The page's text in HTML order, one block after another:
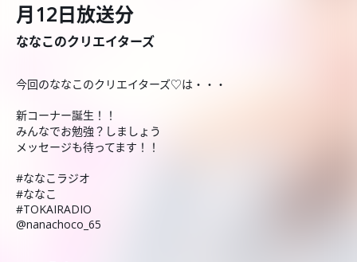
月12日放送分
ななこのクリエイターズ
今回のななこのクリエイターズ♡は・・・
新コーナー誕生！！
みんなでお勉強？しましょう
メッセージも待ってます！！
#ななこラジオ
#ななこ
#TOKAIRADIO
@nanachoco_65